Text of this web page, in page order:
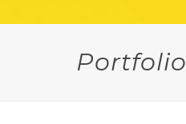
Portfolio